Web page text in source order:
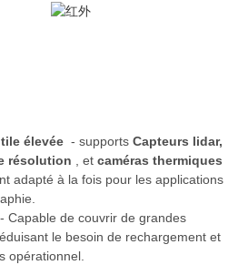
élevée - supports Capteurs lidar,
résolution
, et caméras thermiques
adapté à la fois pour les applications
- Capable de couvrir de grandes
le besoin de rechargement et
opérationnel.